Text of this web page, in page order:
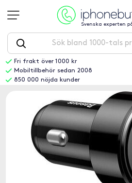
Svenska experten
Fri frakt över 1000 kr
Mobiltillbehör sedan 2008
850 000 nöjda kunder